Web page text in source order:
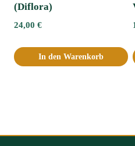
(Diflora)
24,00 €
In den Warenkorb